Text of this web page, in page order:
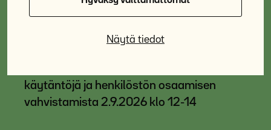
Näytä tiedot
käytäntöjä ja henkilöstön osaamisen
vahvistamista 2.9.2026 klo 12-14